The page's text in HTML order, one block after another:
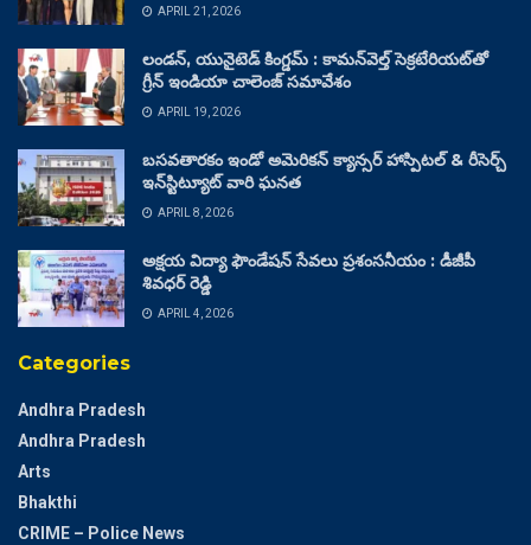
APRIL 21, 2026
లండన్, యునైటెడ్ కింగ్డమ్ : కామన్‌వెల్త్ సెక్రటేరియట్‌తో
గ్రీన్ ఇండియా చాలెంజ్ సమావేశం
APRIL 19, 2026
బసవతారకం ఇండో అమెరికన్ క్యాన్సర్ హాస్పిటల్ & రీసెర్చ్
ఇన్‌స్టిట్యూట్ వారి ఘనత
APRIL 8, 2026
అక్షయ విద్యా ఫౌండేషన్ సేవలు ప్రశంసనీయం : డీజీపీ
శివధర్ రెడ్డి
APRIL 4, 2026
Categories
Andhra Pradesh
Andhra Pradesh
Arts
Bhakthi
CRIME – Police News